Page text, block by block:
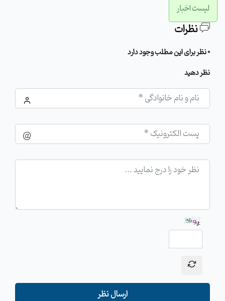
لیست اخبار
نظرات
0 نظر برای این مطلب وجود دارد
نظر دهید
ارسال نظر